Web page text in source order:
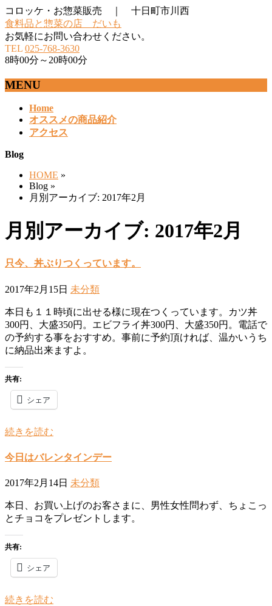
コロッケ・お惣菜販売 ｜ 十日町市川西
食料品と惣菜の店 だいも
お気軽にお問い合わせください。
TEL 025-768-3630
8時00分～20時00分
MENU
を
Home
オススメの商品紹介
アクセス
Blog
HOME »
Blog »
月別アーカイブ: 2017年2月
月別アーカイブ: 2017年2月
只今、丼ぶりつくっています。
2017年2月15日 未分類
本日も１１時頃に出せる様に現在つくっています。カツ丼
300円、大盛350円。エビフライ丼300円、大盛350円。電話で
の予約する事をおすすめ。事前に予約頂ければ、温かいうち
に納品出来ますよ。
共有:
シェア
続きを読む
今日はバレンタインデー
2017年2月14日 未分類
本日、お買い上げのお客さまに、男性女性問わず、ちょこっ
とチョコをプレゼントします。
共有:
シェア
続きを読む